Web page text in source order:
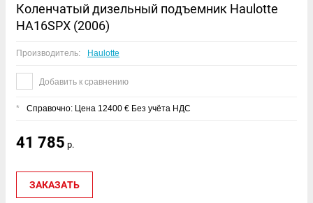
Коленчатый дизельный подъемник Haulotte
HA16SPX (2006)
Производитель: Haulottе
Добавить к сравнению
* Справочно: Цена 12400 € Без учёта НДС
41 785 р.
ЗАКАЗАТЬ